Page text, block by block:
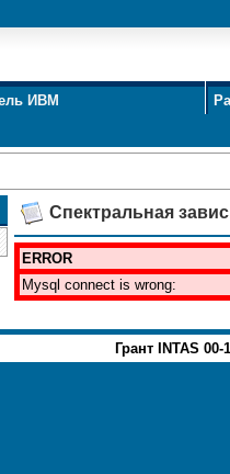
ИВМ
Спектральная
ERROR
Mysql connect is wrong:
Грант INTAS